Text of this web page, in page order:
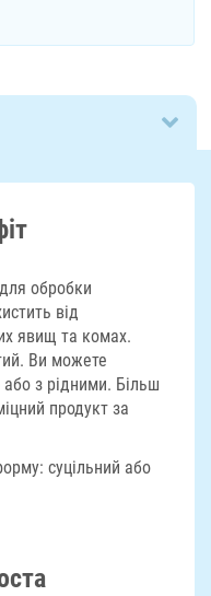
обробки
від
явищ та комах.
Ви можете
або з рідними. Більш
продукт за
суцільний або